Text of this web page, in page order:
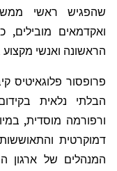
שהפגיש ראשי
ואקדמאים מובילים,
הראשונה ואנשי
פרופסור פלוגאיטיס
הבלתי נלאית
ורפורמה מוסדית,
דמוקרטית